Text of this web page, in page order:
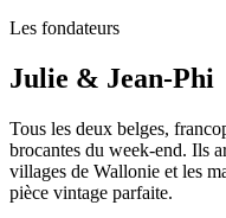
Les fondateurs
Julie & Jean-Phi
Tous les deux belges,
brocantes du week-end. Ils
villages de Wallonie et les
pièce vintage parfaite.